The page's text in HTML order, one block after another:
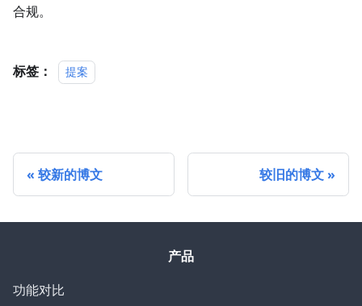
合规。
标签： 提案
较新的博文 较旧的博文
产品
功能对比